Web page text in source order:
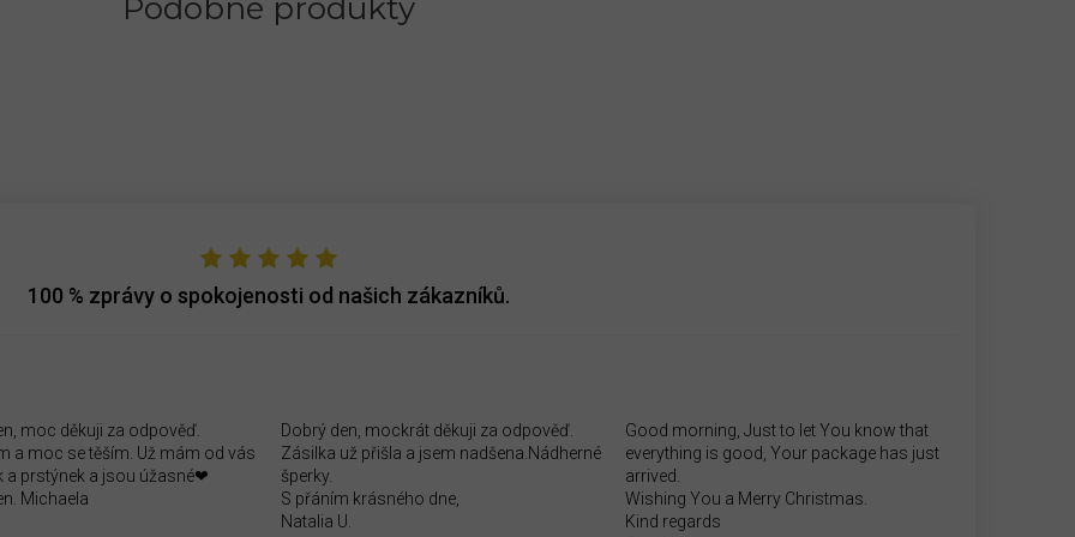
Podobné produkty
100 % zprávy o spokojenosti od našich zákazníků.
moc děkuji za odpověď.
a moc se těším. Už mám od vás
a prstýnek a jsou úžasné❤
Michaela
Dobrý den, mockrát děkuji za odpověď.
Zásilka už přišla a jsem nadšena.Nádherné
šperky.
S přáním krásného dne,
Natalia U.
Good morning, Just to let You know that
everything is good, Your package has just
arrived.
Wishing You a Merry Christmas.
Kind regards